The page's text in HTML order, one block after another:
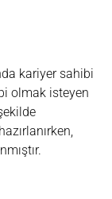
kariyer sahibi
olmak isteyen